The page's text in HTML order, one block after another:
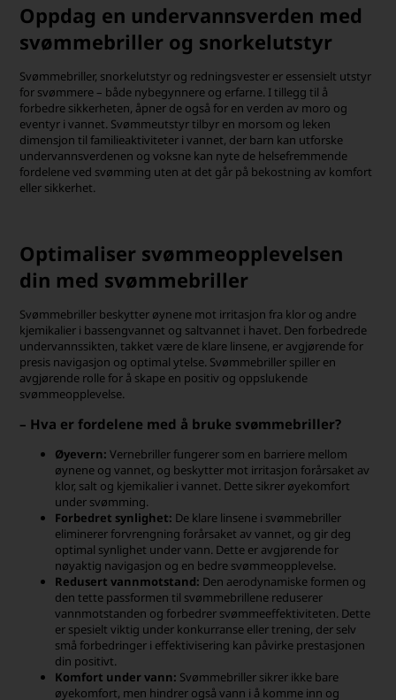
Oppdag en undervannsverden med
svømmebriller og snorkelutstyr
Svømmebriller, snorkelutstyr og redningsvester er essensielt utstyr
for svømmere – både nybegynnere og erfarne. I tillegg til å
forbedre sikkerheten, åpner de også for en verden av moro og
eventyr i vannet. Svømmeutstyr tilbyr en morsom og leken
dimensjon til familieaktiviteter i vannet, der barn kan utforske
undervannsverdenen og voksne kan nyte de helsefremmende
fordelene ved svømming uten at det går på bekostning av komfort
eller sikkerhet.
Optimaliser svømmeopplevelsen
din med svømmebriller
Svømmebriller beskytter øynene mot irritasjon fra klor og andre
kjemikalier i bassengvannet og saltvannet i havet. Den forbedrede
undervannssikten, takket være de klare linsene, er avgjørende for
presis navigasjon og optimal ytelse. Svømmebriller spiller en
avgjørende rolle for å skape en positiv og oppslukende
svømmeopplevelse.
– Hva er fordelene med å bruke svømmebriller?
Øyevern: Vernebriller fungerer som en barriere mellom
øynene og vannet, og beskytter mot irritasjon forårsaket av
klor, salt og kjemikalier i vannet. Dette sikrer øyekomfort
under svømming.
Forbedret synlighet: De klare linsene i svømmebriller
eliminerer forvrengning forårsaket av vannet, og gir deg
optimal synlighet under vann. Dette er avgjørende for
nøyaktig navigasjon og en bedre svømmeopplevelse.
Redusert vannmotstand: Den aerodynamiske formen og
den tette passformen til svømmebrillene reduserer
vannmotstanden og forbedrer svømmeeffektiviteten. Dette
er spesielt viktig under konkurranse eller trening, der selv
små forbedringer i effektivisering kan påvirke prestasjonen
din positivt.
Komfort under vann: Svømmebriller sikrer ikke bare
øyekomfort, men hindrer også vann i å komme inn og